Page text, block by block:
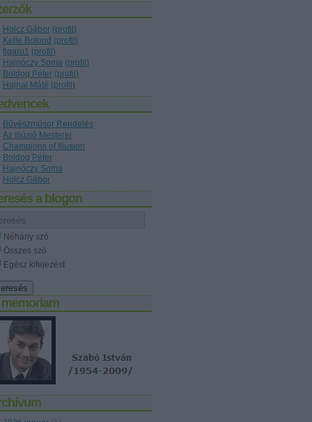
Holcz Gábor (profil )
Kelle Botond (profil )
figaro1 (profil )
Hajnóczy Soma (profil )
Boldog Péter (profil )
Hajnal Máté (profil )
Bűvészműsor Rendelés
Az Illúzió Mesterei
Champions of Illusion
Boldog Péter
Hajnóczy Soma
Holcz Gábor
a blogon
Néhány szó
Összes szó
Egész kifejezést
memoriam